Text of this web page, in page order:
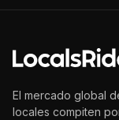
El mercado global
locales compiten